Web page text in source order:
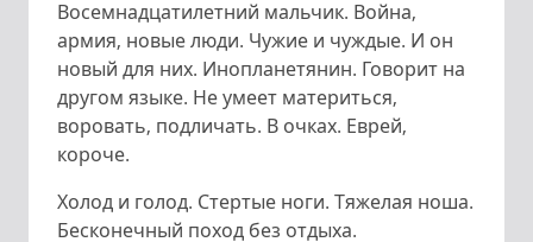
Восемнадцатилетний мальчик. Война,
армия, новые люди. Чужие и чуждые. И он
новый для них. Инопланетянин. Говорит на
другом языке. Не умеет материться,
воровать, подличать. В очках. Еврей,
короче.
Холод и голод. Стертые ноги. Тяжелая ноша.
Бесконечный поход без отдыха.